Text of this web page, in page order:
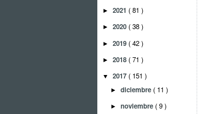
► 2021 ( 81 )
► 2020 ( 38 )
► 2019 ( 42 )
► 2018 ( 71 )
▼ 2017 ( 151 )
► diciembre ( 11 )
► noviembre ( 9 )